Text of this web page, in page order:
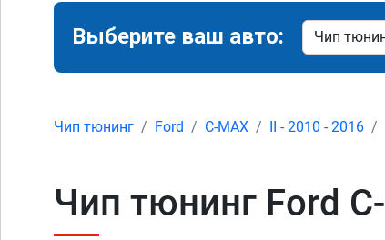
Выберите ваш авто:
Чип тюнинг Ford C-MAX II - 2010 - 2016
Чип тюнинг Ford